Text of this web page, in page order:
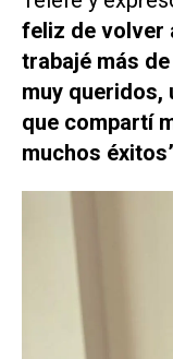
feliz de volver
trabajé más
muy queridos,
que compartí
muchos